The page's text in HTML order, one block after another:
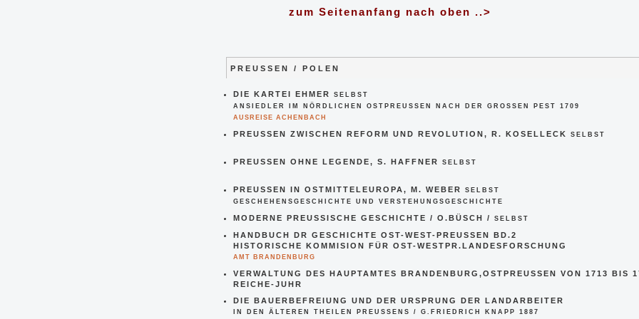
zum Seitenanfang nach oben ..>
PREUSSEN / POLEN
DIE KARTEI EHMER SELBST
ANSIEDLER IM NÖRDLICHEN OSTPREUSSEN NACH DER GROSSEN PEST 1709
AUSREISE ACHENBACH
PREUSSEN ZWISCHEN REFORM UND REVOLUTION, R. KOSELLECK SELBST
PREUSSEN OHNE LEGENDE, S. HAFFNER SELBST
PREUSSEN IN OSTMITTELEUROPA, M. WEBER
SELBST
GESCHEHENSGESCHICHTE UND VERSTEHUNGSGESCHICHTE
MODERNE PREUSSISCHE GESCHICHTE / O.BÜSCH / SELBST
HANDBUCH DR GESCHICHTE OST-WEST-PREUSSEN BD.2
HISTORISCHE KOMMISION FÜR OST-WESTPR.LANDESFORSCHUNG
AMT BRANDENBURG
VERWALTUNG DES HAUPTAMTES BRANDENBURG,OSTPREUSSEN VON 1713 BIS
REICHE-JUHR
DIE BAUERBEFREIUNG UND DER URSPRUNG DER LANDARBEITER
IN DEN ÄLTEREN THEILEN PREUSSENS / G.FRIEDRICH KNAPP 1887